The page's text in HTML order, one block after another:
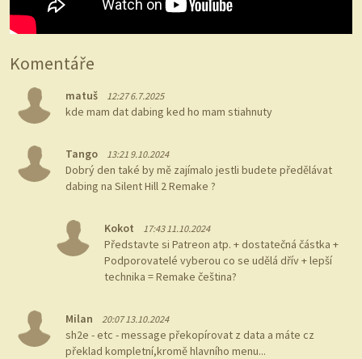
Komentáře
matuš 12:27 6.7.2025
kde mam dat dabing ked ho mam stiahnuty
Tango 13:21 9.10.2024
Dobrý den také by mě zajímalo jestli budete předělávat
dabing na Silent Hill 2 Remake ?
Kokot 17:43 11.10.2024
Představte si Patreon atp. + dostatečná částka +
Podporovatelé vyberou co se udělá dřív + lepší
technika = Remake čeština?
Milan 20:07 13.10.2024
sh2e - etc - message překopírovat z data a máte cz
překlad kompletní,kromě hlavního menu...